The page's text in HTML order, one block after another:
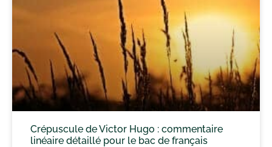
Crépuscule de Victor Hugo : commentaire
linéaire détaillé pour le bac de français